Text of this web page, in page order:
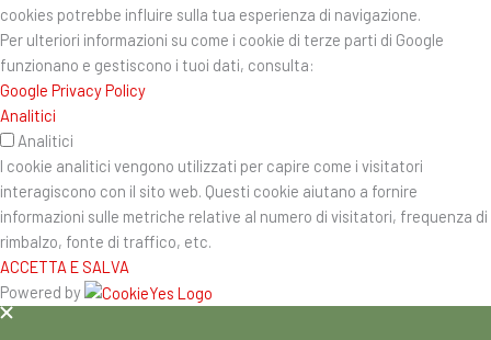
cookies potrebbe influire sulla tua esperienza di navigazione.
Per ulteriori informazioni su come i cookie di terze parti di Google
funzionano e gestiscono i tuoi dati, consulta:
Google Privacy Policy
Analitici
Analitici
I cookie analitici vengono utilizzati per capire come i visitatori
interagiscono con il sito web. Questi cookie aiutano a fornire
informazioni sulle metriche relative al numero di visitatori, frequenza di
rimbalzo, fonte di traffico, etc.
ACCETTA E SALVA
Powered by